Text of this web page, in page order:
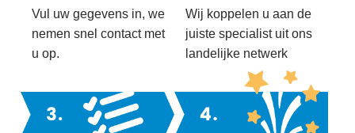
Vul uw gegevens in, we
nemen snel contact met
u op.
Wij koppelen u aan de
juiste specialist uit ons
landelijke netwerk